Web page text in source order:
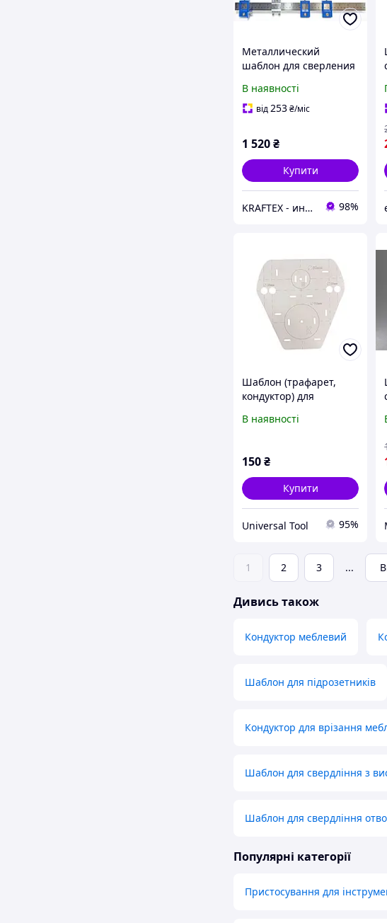
Металлический
шаблон для сверления
фурнитуру (мебельный
кондуктор) 5мм
В наявності
від253₴/міс
1 520₴
Купити
KRAFTEX - инструмент созданный творить 98%
Шаблон (трафарет,
кондуктор) для
інсталяцію (HB001)
В наявності
150₴
Купити
Universal Tool 95%
1 2 3 ...
Дивись також
Кондуктор меблевий
Шаблон для підрозетників
Кондуктор для врізання
Шаблон для свердління з
Шаблон для свердління
Популярні категорії
Пристосування для